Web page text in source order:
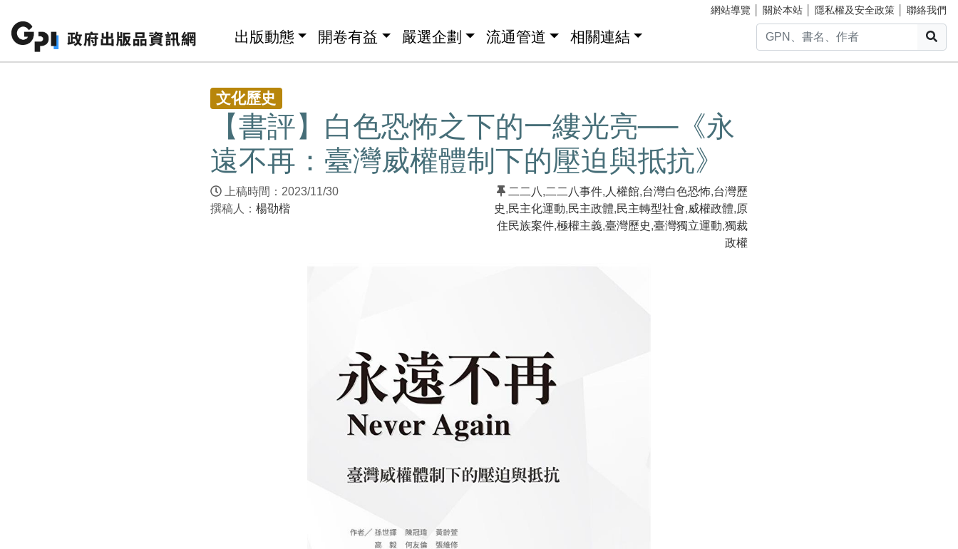
網站導覽 關於本站 隱私權及安全政策 聯絡我們
出版動態 開卷有益 嚴選企劃 流通管道 相關連結
文化歷史
【書評】白色恐怖之下的一縷光亮──《永
遠不再：臺灣威權體制下的壓迫與抵抗》
上稿時間：2023/11/30
撰稿人： 楊劭楷
二二八 ,二二八事件, 人權館,台灣白色恐怖,台灣歷
史,民主化運動,民主政體,民主轉型社會,威權政體,原
住民族案件,極權主義,臺灣歷史,臺灣獨立運動,獨裁
政權